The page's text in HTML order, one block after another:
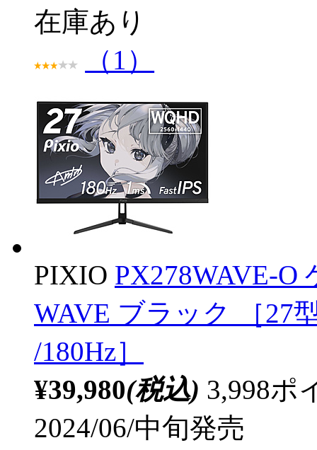
在庫あり
（1）
PIXIO PX278WAVE-O
WAVE ブラック ［27
/180Hz］
¥39,980(税込) 3,998ポ
2024/06/中旬発売